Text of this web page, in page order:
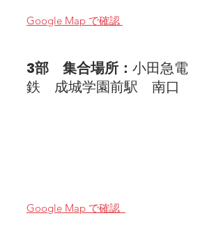
Google Map で確認
3部　集合場所： 小田急電
鉄　成城学園前駅　南口
Google Map で確認